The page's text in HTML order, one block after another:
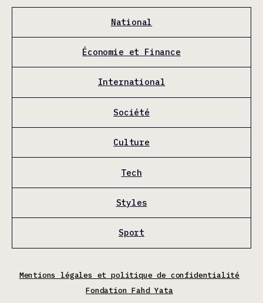
National
Économie et Finance
International
Société
Culture
Tech
Styles
Sport
Mentions légales et politique de confidentialité
Fondation Fahd Yata